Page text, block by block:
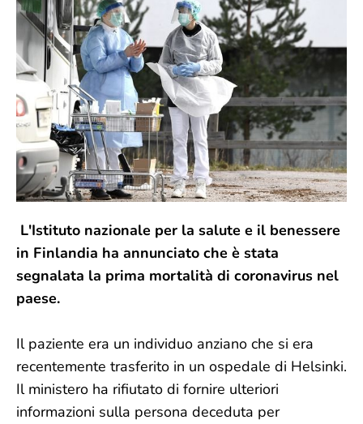
L'Istituto nazionale per la salute e il benessere
in Finlandia ha annunciato che è stata
segnalata la prima mortalità di coronavirus nel
paese.
Il paziente era un individuo anziano che si era
recentemente trasferito in un ospedale di Helsinki.
Il ministero ha rifiutato di fornire ulteriori
informazioni sulla persona deceduta per